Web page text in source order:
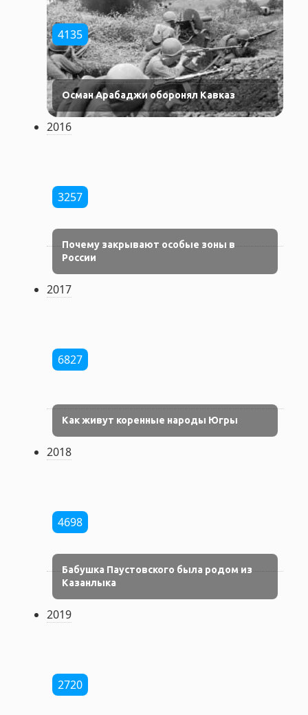
4135
Осман Арабаджи оборонял Кавказ
2016
3257
Почему закрывают особые зоны в
России
2017
6827
Как живут коренные народы Югры
2018
4698
Бабушка Паустовского была родом из
Казанлыка
2019
2720